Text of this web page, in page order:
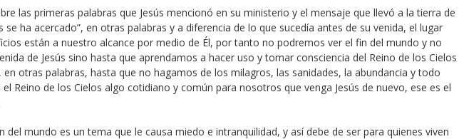
las primeras palabras que Jesús mencionó en su ministerio y el mensaje que llevó a la tierra de
se ha acercado”, en otras palabras y a diferencia de lo que sucedía antes de su venida, el lugar
están a nuestro alcance por medio de Él, por tanto no podremos ver el fin del mundo y no
de Jesús sino hasta que aprendamos a hacer uso y tomar consciencia del Reino de los Cielos
otras palabras, hasta que no hagamos de los milagros, las sanidades, la abundancia y todo
Reino de los Cielos algo cotidiano y común para nosotros que venga Jesús de nuevo, ese es el
del mundo es un tema que le causa miedo e intranquilidad, y así debe de ser para quienes viven